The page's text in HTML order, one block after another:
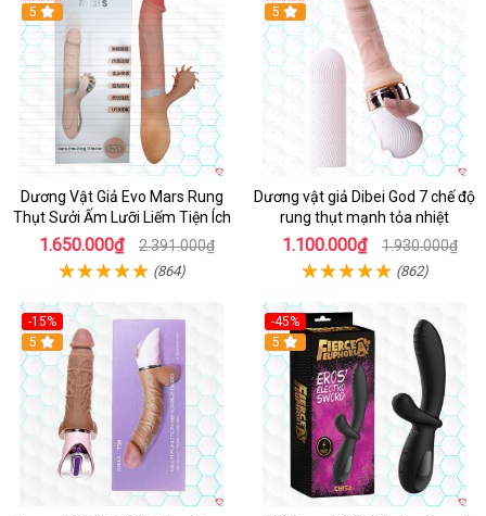
5
Dương Vật Giả Evo Mars Rung
Thụt Sưởi Ấm Lưỡi Liếm Tiện Ích
1.650.000₫ 2.391.000₫
(864)
Hot
5
Dương vật giả Dibei God 7 chế độ
rung thụt mạnh tỏa nhiệt
1.100.000₫ 1.930.000₫
(862)
-15%
5
-45%
5